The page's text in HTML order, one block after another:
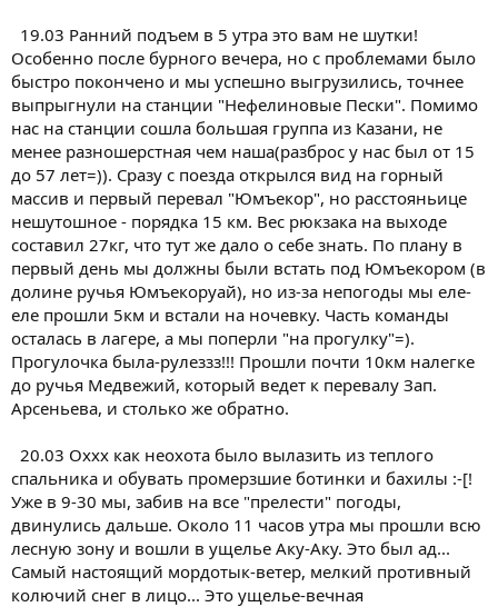
19.03 Ранний подъем в 5 утра это вам не шутки!
Особенно после бурного вечера, но с проблемами было
быстро покончено и мы успешно выгрузились, точнее
выпрыгнули на станции "Нефелиновые Пески". Помимо
нас на станции сошла большая группа из Казани, не
менее разношерстная чем наша(разброс у нас был от 15
до 57 лет=)). Сразу с поезда открылся вид на горный
массив и первый перевал "Юмъекор", но расстояньице
нешутошное - порядка 15 км. Вес рюкзака на выходе
составил 27кг, что тут же дало о себе знать. По плану в
первый день мы должны были встать под Юмъекором (в
долине ручья Юмъекоруай), но из-за непогоды мы еле-
еле прошли 5км и встали на ночевку. Часть команды
осталась в лагере, а мы поперли "на прогулку"=).
Прогулочка была-рулеззз!!! Прошли почти 10км налегке
до ручья Медвежий, который ведет к перевалу Зап.
Арсеньева, и столько же обратно.
20.03 Оххх как неохота было вылазить из теплого
спальника и обувать промерзшие ботинки и бахилы :-[!
Уже в 9-30 мы, забив на все "прелести" погоды,
двинулись дальше. Около 11 часов утра мы прошли всю
лесную зону и вошли в ущелье Аку-Аку. Это был ад...
Самый настоящий мордотык-ветер, мелкий противный
колючий снег в лицо... Это ущелье-вечная